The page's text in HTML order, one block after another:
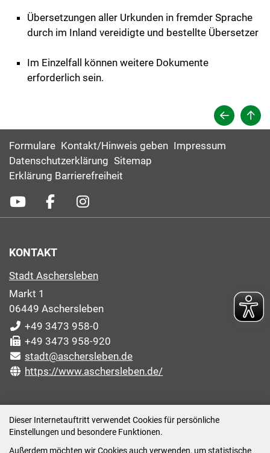
Dieser Internetauftritt verwendet Cookies für persönliche
Einstellungen und besondere Funktionen.
Außerdem möchten wir Cookies auch verwenden, um statistische
Übersetzungen aller Urkunden in fremder Sprache
durch im Inland vereidigte und bestellte Übersetzer
​​​​​​​Im Einzelfall können weitere Dokumente
erforderlich sein.
Formulare Kontakt/Hinweis geben Impressum
Datenschutzerklärung Sitemap
Erklärung Barrierefreiheit
KONTAKT
Stadt Aschersleben
Markt 1
06449 Aschersleben
+49 3473 958-0
+49 3473 958-920
stadt@aschersleben.de
https://www.aschersleben.de/
Montag: 09:00-12:00 /14:00-15:00 Uhr